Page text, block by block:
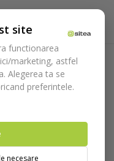
site
functionarea
marketing, astfel
Alegerea ta se
preferintele.
necesare
si implantologie